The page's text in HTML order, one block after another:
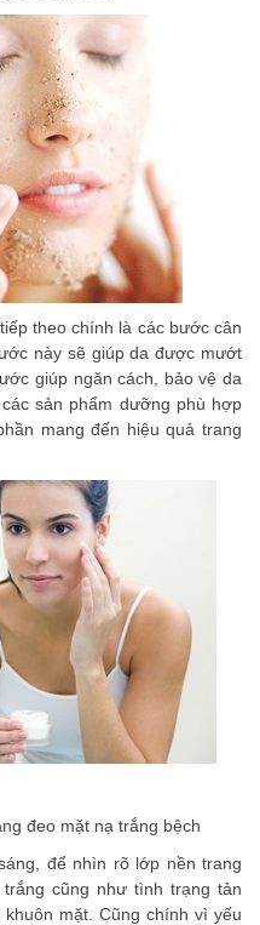
theo chính là các bước cân
này sẽ giúp da được mướt
giúp ngăn cách, bảo vệ da
sản phẩm dưỡng phù hợp
mang đến hiệu quả trang
đeo mặt nạ trắng bệch
để nhìn rõ lớp nền trang
cũng như tình trạng tản
mặt. Cũng chính vì yếu